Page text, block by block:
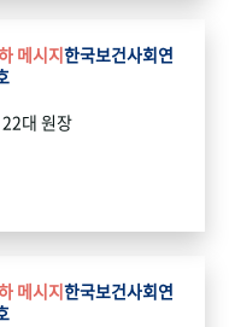
메시지한국보건사회연
대 원장
메시지한국보건사회연